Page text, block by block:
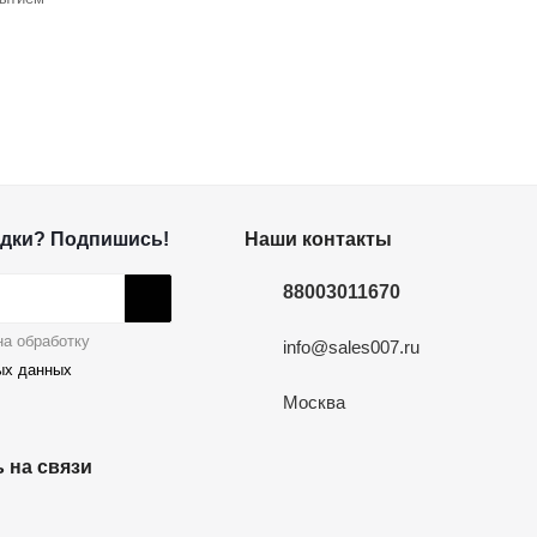
Подпишись!
обработку
данных
на связи
Наши контакты
88003011670
info@sales007.ru
Москва